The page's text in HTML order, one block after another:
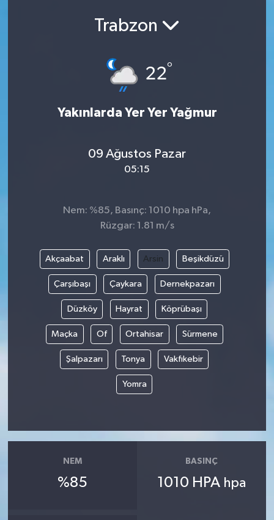
Trabzon
22°
Yakınlarda Yer Yer Yağmur
09 Ağustos Pazar
05:15
Nem: %85, Basınç: 1010 hpa hPa,
Rüzgar: 1.81 m/s
Akçaabat Araklı Arsin Beşikdüzü
Çarşıbaşı Çaykara Dernekpazarı
Düzköy Hayrat Köprübaşı
Maçka Of Ortahisar Sürmene
Şalpazarı Tonya Vakfıkebir
Yomra
NEM
%85
BASINÇ
1010 HPA hpa